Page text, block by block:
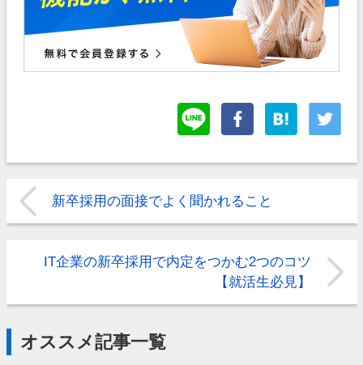
新卒採用の面接でよく聞かれること
IT企業の新卒採用で内定をつかむ2つのコツ
【就活生必見】
オススメ記事一覧